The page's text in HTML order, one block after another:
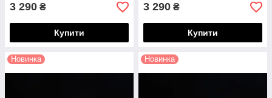
3 290 ₴
Купити
3 290 ₴
Купити
Новинка Новинка